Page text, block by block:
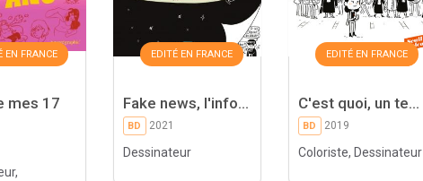
EN FRANCE
mes 17
EDITÉ EN FRANCE
Fake news, l'info...
BD 2021
Dessinateur
EDITÉ EN FRANCE
C'est quoi, un te...
BD 2019
Coloriste, Dessinateur